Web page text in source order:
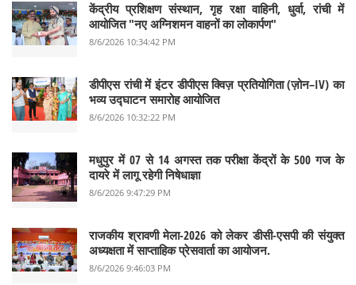
केंद्रीय प्रशिक्षण संस्थान, गृह रक्षा वाहिनी, धुर्वा, रांची में
आयोजित "नए अग्निशमन वाहनों का लोकार्पण"
8/6/2026 10:34:42 PM
डीपीएस रांची में इंटर डीपीएस क्विज़ प्रतियोगिता (ज़ोन–IV) का
भव्य उद्घाटन समारोह आयोजित
8/6/2026 10:32:22 PM
मधुपुर में 07 से 14 अगस्त तक परीक्षा केंद्रों के 500 गज के
दायरे में लागू रहेगी निषेधाज्ञा
8/6/2026 9:47:29 PM
राजकीय श्रावणी मेला-2026 को लेकर डीसी-एसपी की संयुक्त
अध्यक्षता में साप्ताहिक प्रेसवार्ता का आयोजन.
8/6/2026 9:46:03 PM